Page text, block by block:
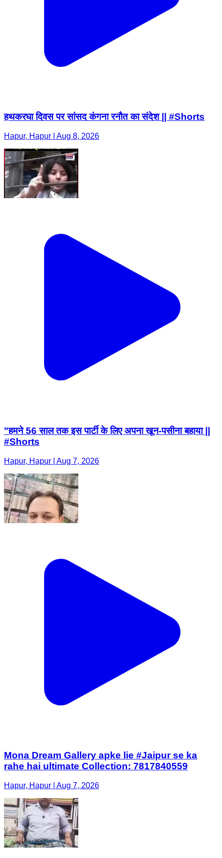
हथकरघा दिवस पर सांसद कंगना रनौत का संदेश || #Shorts
Hapur, Hapur | Aug 8, 2026
"हमने 56 साल तक इस पार्टी के लिए अपना खून-पसीना बहाया ||
#Shorts
Hapur, Hapur | Aug 7, 2026
Mona Dream Gallery apke lie #Jaipur se ka
rahe hai ultimate Collection: 7817840559
Hapur, Hapur | Aug 7, 2026